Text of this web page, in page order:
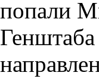
попали